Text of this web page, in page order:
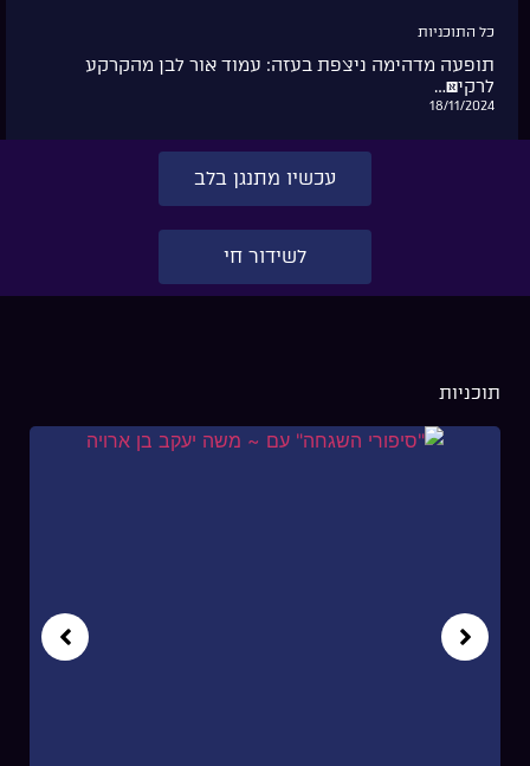
כל התוכניות
אומן: אש להבות בציון רבי נחמן ערב ראש השנה
התשפ&#8221…
13/10/2024